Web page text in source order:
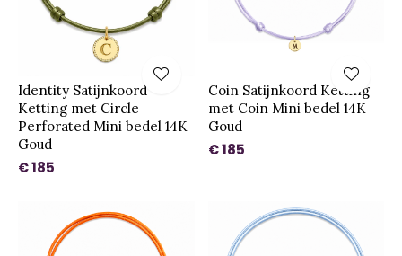
Identity Satijnkoord
Ketting met Circle
Perforated Mini bedel 14K
Goud
€ 185
Coin Satijnkoord Ketting
met Coin Mini bedel 14K
Goud
€ 185